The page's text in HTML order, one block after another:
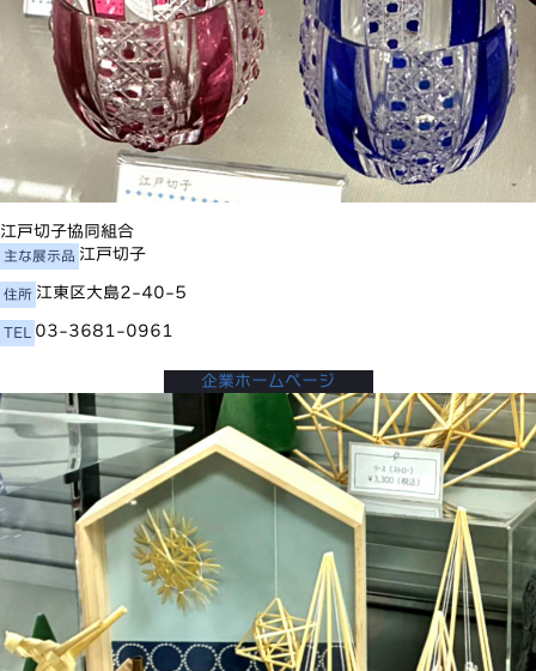
江戸切子協同組合
主な展示品 江戸切子
住所 江東区大島2-40-5
TEL 03-3681-0961
企業ホームページ